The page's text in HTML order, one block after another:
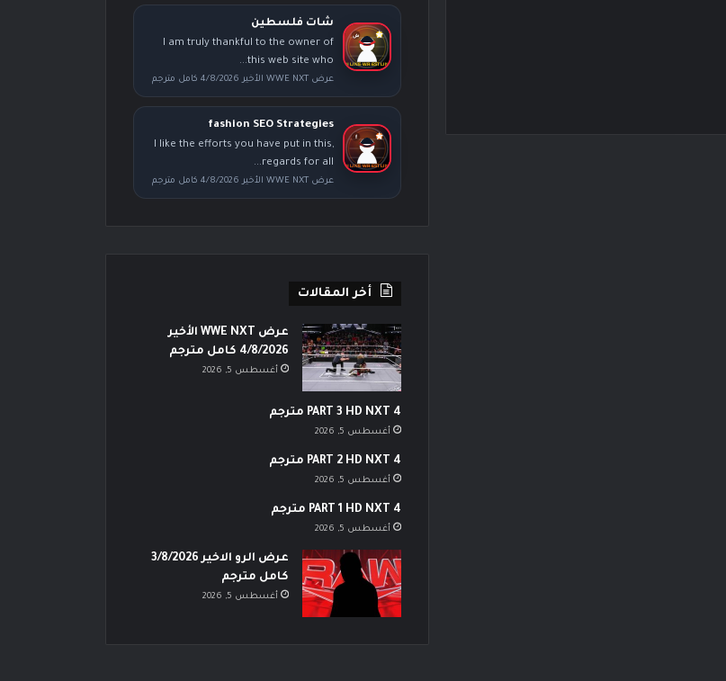
شات فلسطين
I am truly thankful to the owner of
this web site who...
عرض WWE NXT الأخير 4/8/2026 كامل مترجم
fashion SEO Strategies
I like the efforts you have put in this,
regards for all...
عرض WWE NXT الأخير 4/8/2026 كامل مترجم
أخر المقالات
عرض WWE NXT الأخير
4/8/2026 كامل مترجم
أغسطس 5, 2026
PART 3 HD NXT 4 مترجم
أغسطس 5, 2026
PART 2 HD NXT 4 مترجم
أغسطس 5, 2026
PART 1 HD NXT 4 مترجم
أغسطس 5, 2026
عرض الرو الاخير 3/8/2026
كامل مترجم
أغسطس 5, 2026